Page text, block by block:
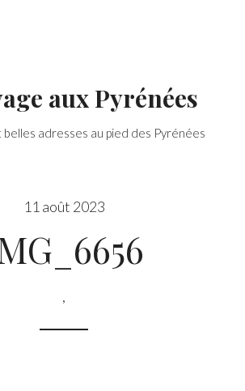
aux Pyrénées
belles adresses au pied des Pyrénées
11 août 2023
,